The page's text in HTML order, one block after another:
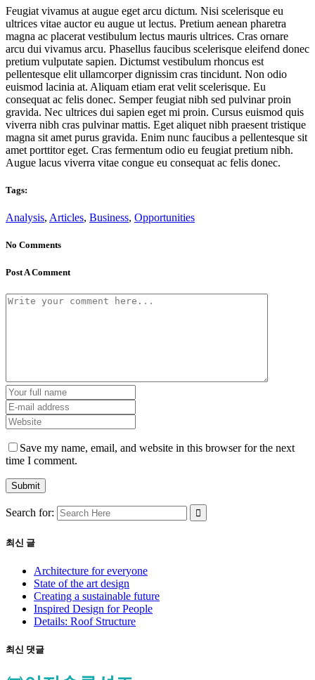
Feugiat vivamus at augue eget arcu dictum. Nisi scelerisque eu
ultrices vitae auctor eu augue ut lectus. Pretium aenean pharetra
magna ac placerat vestibulum lectus mauris ultrices. Cras ornare
arcu dui vivamus arcu. Phasellus faucibus scelerisque eleifend donec
pretium vulputate sapien. Dictumst vestibulum rhoncus est
pellentesque elit ullamcorper dignissim cras tincidunt. Non odio
euismod lacinia at. Aliquam etiam erat velit scelerisque. Eu
consequat ac felis donec. Semper feugiat nibh sed pulvinar proin
gravida. Nec ultrices dui sapien eget mi proin. Cursus euismod quis
viverra nibh cras pulvinar mattis. Eget aliquet nibh praesent tristique
magna sit amet purus gravida. Enim nunc faucibus a pellentesque sit
amet porttitor eget. Cras fermentum odio eu feugiat pretium nibh.
Augue lacus viverra vitae congue eu consequat ac felis donec.
Tags:
Analysis, Articles, Business, Opportunities
No Comments
Post A Comment
Save my name, email, and website in this browser for the next
time I comment.
Search for:
최신 글
Architecture for everyone
State of the art design
Creating a sustainable future
Inspired Design for People
Details: Roof Structure
최신 댓글